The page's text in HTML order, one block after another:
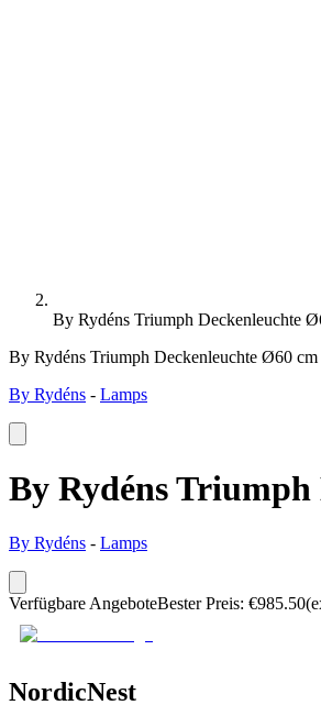
By Rydéns Triumph Deckenleuchte
By Rydéns Triumph Deckenleuchte Ø60
By Rydéns - Lamps
By Rydéns
By Rydéns - Lamps
Verfügbare AngeboteBester Preis: €985.50
NordicNest